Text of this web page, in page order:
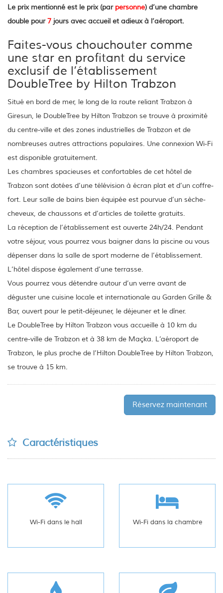
Le prix mentionné est le prix (parpersonne) d’une chambre
double pour7 jours avec accueil et adieux à l’aéroport.
Faites-vous chouchouter comme
une star en profitant du service
exclusif de l’établissement
DoubleTree by Hilton Trabzon
Situé en bord de mer, le long de la route reliant Trabzon à
Giresun, le DoubleTree by Hilton Trabzon se trouve à proximité
du centre-ville et des zones industrielles de Trabzon et de
nombreuses autres attractions populaires. Une connexion Wi-Fi
est disponible gratuitement.
Les chambres spacieuses et confortables de cet hôtel de
Trabzon sont dotées d’une télévision à écran plat et d’un coffre-
fort. Leur salle de bains bien équipée est pourvue d’un sèche-
cheveux, de chaussons et d’articles de toilette gratuits.
La réception de l’établissement est ouverte 24h/24. Pendant
votre séjour, vous pourrez vous baigner dans la piscine ou vous
dépenser dans la salle de sport moderne de l’établissement.
L’hôtel dispose également d’une terrasse.
Vous pourrez vous détendre autour d’un verre avant de
déguster une cuisine locale et internationale au Garden Grille &
Bar, ouvert pour le petit-déjeuner, le déjeuner et le dîner.
Le DoubleTree by Hilton Trabzon vous accueille à 10 km du
centre-ville de Trabzon et à 38 km de Maçka. L’aéroport de
Trabzon, le plus proche de l’Hilton DoubleTree by Hilton Trabzon,
se trouve à 15 km.
Réservez maintenant
Caractéristiques
Wi-Fi dans le hall Wi-Fi dans la chambre